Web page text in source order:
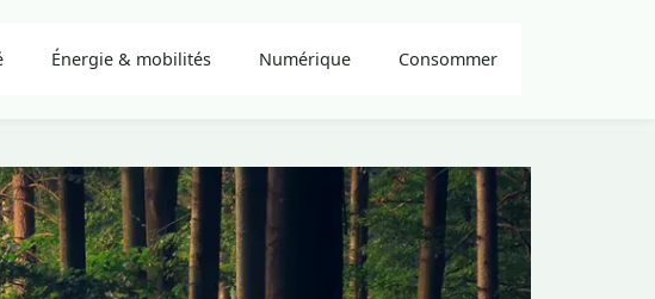
Énergie & mobilités Numérique Consommer